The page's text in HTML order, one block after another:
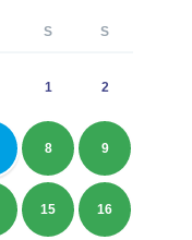
S S
1 2
8 9
15 16